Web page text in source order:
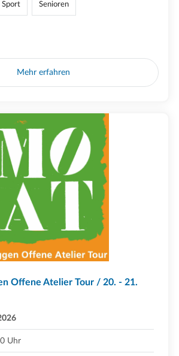
Sport Senioren
Mehr erfahren
Offene Atelier Tour / 20. - 21.
Uhr